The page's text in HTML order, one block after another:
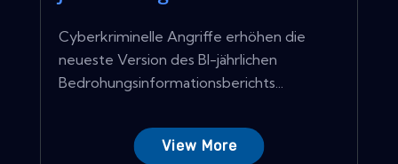
Cyberkriminelle Angriffe erhöhen die
neueste Version des BI-jährlichen
Bedrohungsinformationsberichts...
View More